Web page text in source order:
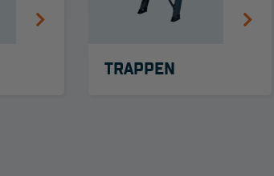
Veelgestelde vragen
TRAPPEN